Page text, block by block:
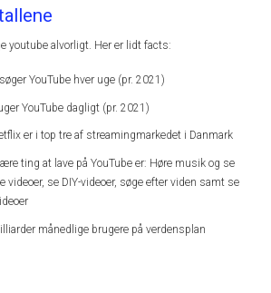
youtube alvorligt. Her er lidt facts:
YouTube hver uge (pr. 2021)
YouTube dagligt (pr. 2021)
er i top tre af streamingmarkedet i Danmark
ting at lave på YouTube er: Høre musik og se
videoer, se DIY-videoer, søge efter viden samt se
månedlige brugere på verdensplan